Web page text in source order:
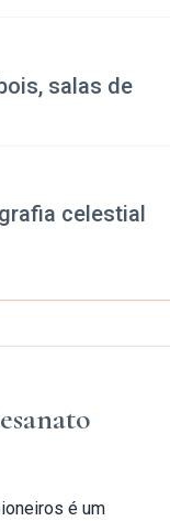
salas de
celestial
é um